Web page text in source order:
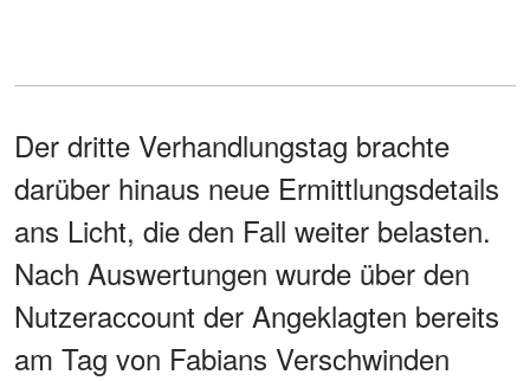
Der dritte Verhandlungstag brachte
darüber hinaus neue Ermittlungsdetails
ans Licht, die den Fall weiter belasten.
Nach Auswertungen wurde über den
Nutzeraccount der Angeklagten bereits
am Tag von Fabians Verschwinden